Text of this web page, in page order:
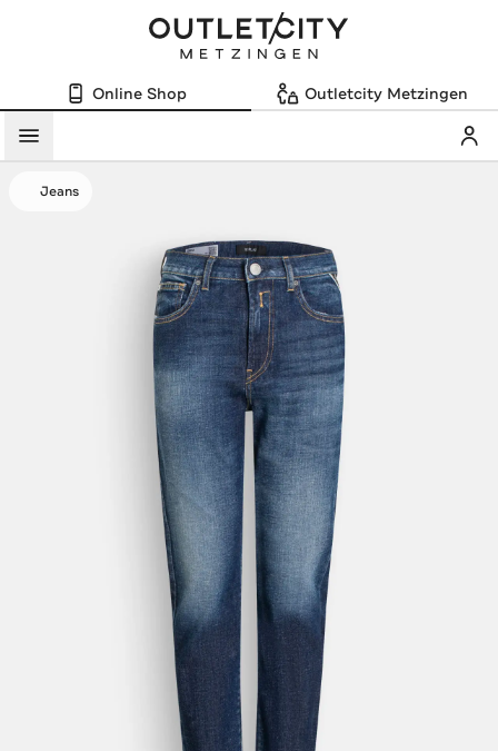
Online Shop Outletcity Metzingen
Menü
Jeans